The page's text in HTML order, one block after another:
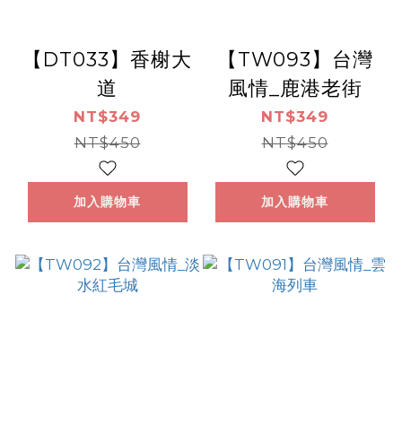
【DT033】香榭大
道
NT$349
NT$450
加入購物車
【TW093】台灣
風情_鹿港老街
NT$349
NT$450
加入購物車